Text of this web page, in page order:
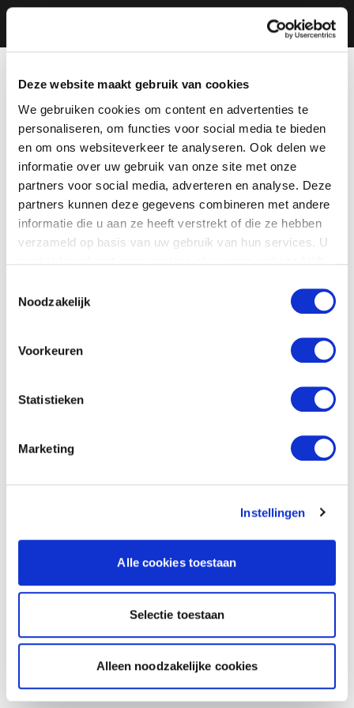
Deze website maakt gebruik van cookies
We gebruiken cookies om content en advertenties te
personaliseren, om functies voor social media te bieden
en om ons websiteverkeer te analyseren. Ook delen we
informatie over uw gebruik van onze site met onze
partners voor social media, adverteren en analyse. Deze
partners kunnen deze gegevens combineren met andere
informatie die u aan ze heeft verstrekt of die ze hebben
verzameld op basis van uw gebruik van hun services. U
Noodzakelijk
Voorkeuren
Statistieken
Marketing
Instellingen
Alle cookies toestaan
Selectie toestaan
Alleen noodzakelijke cookies